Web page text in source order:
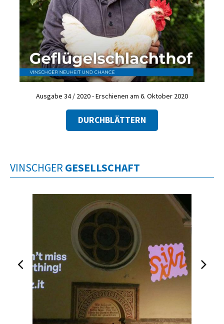
Ausgabe 34 / 2020 - Erschienen am 6. Oktober 2020
DURCHBLÄTTERN
VINSCHGER GESELLSCHAFT